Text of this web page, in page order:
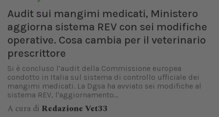
Audit sui mangimi medicati, Ministero
aggiorna sistema REV con sei modifiche
operative. Cosa cambia per il veterinario
prescrittore
Si è concluso l’audit della Commissione europea
condotto in Italia sul sistema di controllo ufficiale dei
mangimi medicati. La Dgsa ha avviato sei modifiche al
sistema REV, l'aggiornamento...
A cura di Redazione Vet33